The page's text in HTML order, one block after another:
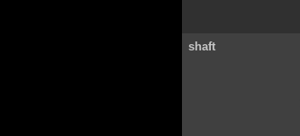
shaft